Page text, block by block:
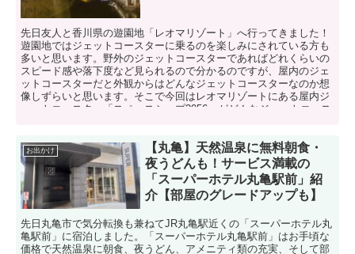
先日友人と香川県の遊園地「レオマリゾート」へ行ってきました！
遊園地ではジェットコースターに乗るのを楽しみにされている方も
多いと思います。野外のジェットコースターであればどれくらいの
スピード感や落下度など見られるので分かるのですが、屋内のジェ
ットコースターだと外観からはどんなジェットコースターなのか想
像しずらいと思います。そこで今回はレオマリゾートにある屋内ジ
ェットコースター「スペースシップ2056」がどんなジェットコース
お出かけ
【丸亀】天然温泉に無料朝食・
夜うどんも！サービス満載の
「スーパーホテル丸亀駅前」紹
介【部屋のグレードアップも】
先日丸亀市で気分転換も兼ねてJR丸亀駅近くの「スーパーホテル丸
亀駅前」に宿泊しました。「スーパーホテル丸亀駅前」はお手頃な
価格で天然温泉に朝食、夜うどん、アメニティ類の充実、そして部